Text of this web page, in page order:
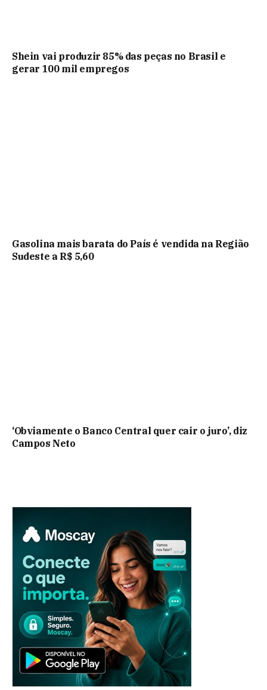
Shein vai produzir 85% das peças no Brasil e
gerar 100 mil empregos
Gasolina mais barata do País é vendida na Região
Sudeste a R$ 5,60
‘Obviamente o Banco Central quer cair o juro’, diz
Campos Neto